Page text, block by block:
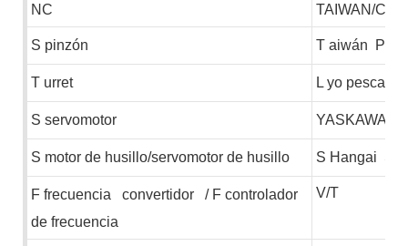
NC TAIWAN/
S pinzón T aiwán
T urret L yo
S servomotor YASKAWA
S motor de husillo/servomotor de husillo S Hangai
F frecuencia convertidor /F controlador
de frecuencia
V/T